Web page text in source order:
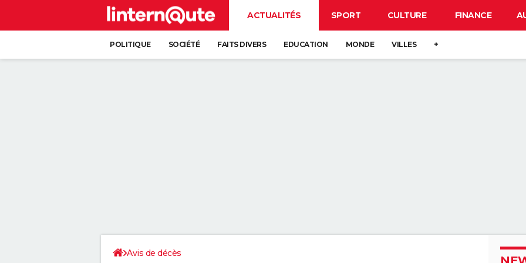
ACTUALITÉS SPORT CULTURE FINANCE
POLITIQUE SOCIÉTÉ FAITS DIVERS EDUCATION MONDE VILLES +
Avis de décès